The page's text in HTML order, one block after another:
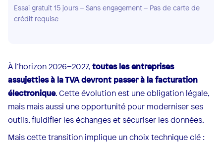
Essai gratuit 15 jours – Sans engagement – Pas de carte de
crédit requise
À l’horizon 2026–2027, toutes les entreprises
assujetties à la TVA devront passer à la facturation
électronique. Cette évolution est une obligation légale,
mais mais aussi une opportunité pour moderniser ses
outils, fluidifier les échanges et sécuriser les données.
Mais cette transition implique un choix technique clé :